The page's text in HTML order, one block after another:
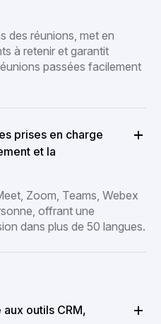
des réunions, met en
à retenir et garantit
passées facilement
prises en charge
et la
Zoom, Teams, Webex
offrant une
dans plus de 50 langues.
outils CRM,